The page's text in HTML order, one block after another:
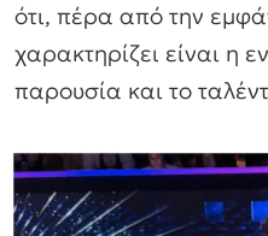
ότι, πέρα από την
χαρακτηρίζει είναι η
παρουσία και το